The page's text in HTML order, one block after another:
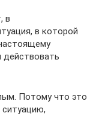
в
в которой
Потому что это